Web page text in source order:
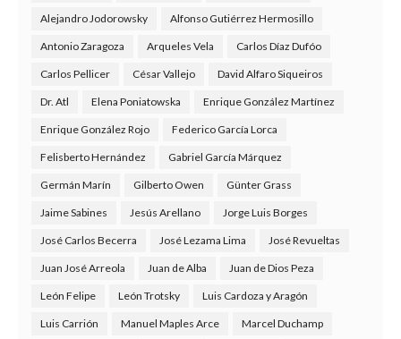
Alejandro Jodorowsky Alfonso Gutiérrez Hermosillo
Antonio Zaragoza Arqueles Vela Carlos Díaz Dufóo
Carlos Pellicer César Vallejo David Alfaro Siqueiros
Dr. Atl Elena Poniatowska Enrique González Martínez
Enrique González Rojo Federico García Lorca
Felisberto Hernández Gabriel García Márquez
Germán Marín Gilberto Owen Günter Grass
Jaime Sabines Jesús Arellano Jorge Luis Borges
José Carlos Becerra José Lezama Lima José Revueltas
Juan José Arreola Juan de Alba Juan de Dios Peza
León Felipe León Trotsky Luis Cardoza y Aragón
Luis Carrión Manuel Maples Arce Marcel Duchamp